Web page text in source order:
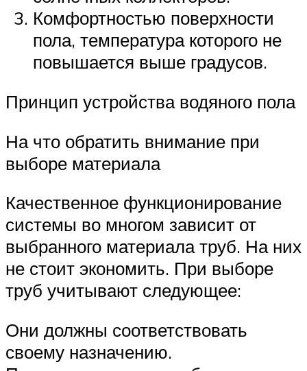
Комфортностью поверхности
пола, температура которого не
повышается выше градусов.
Принцип устройства водяного пола
На что обратить внимание при
выборе материала
Качественное функционирование
системы во многом зависит от
выбранного материала труб. На них
не стоит экономить. При выборе
труб учитывают следующее:
Они должны соответствовать
своему назначению.